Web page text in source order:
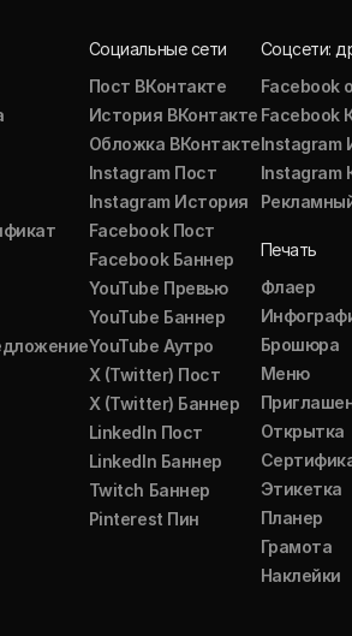
Социальные сети
Пост ВКонтакте
История ВКонтакте
Обложка ВКонтакте
Instagram Пост
Instagram История
Facebook Пост
Facebook Баннер
YouTube Превью
YouTube Баннер
YouTube Аутро
X (Twitter) Пост
X (Twitter) Баннер
LinkedIn Пост
LinkedIn Баннер
Twitch Баннер
Pinterest Пин
Соцсети:
Facebook
Facebook
Instagram
Instagram
Печать
Флаер
Брошюра
Меню
Открытка
Этикетка
Планер
Грамота
Наклейки